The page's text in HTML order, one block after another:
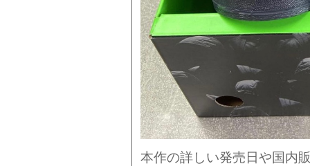
本作の詳しい発売日や国内